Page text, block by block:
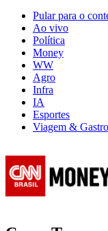
Pular para o
Ao vivo
Política
Money
WW
Agro
Infra
IA
Esportes
Viagem &